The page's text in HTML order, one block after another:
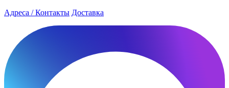
Адреса / Контакты Доставка